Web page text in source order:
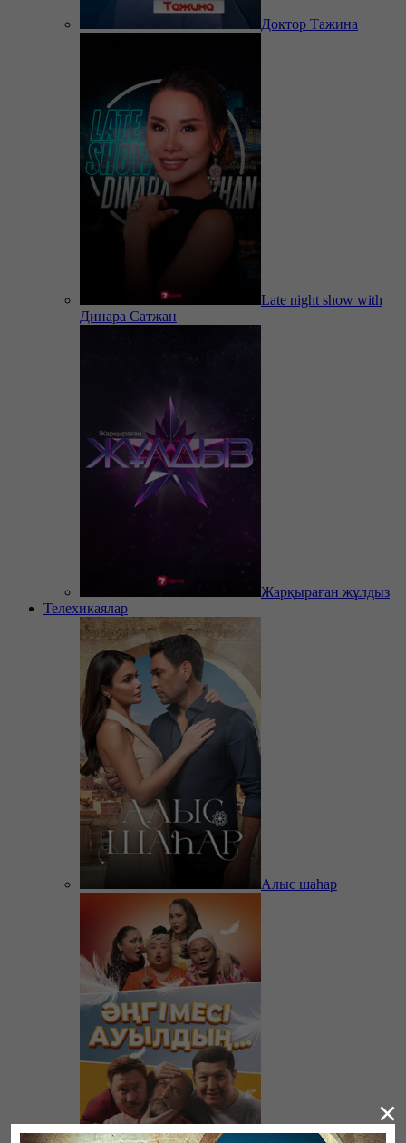
Доктор Тажина
Late night show with
Динара Сатжан
Жарқыраған жұлдыз
Телехикаялар
Алыс шаһар
×